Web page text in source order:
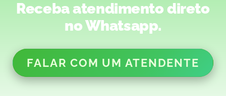
Receba atendimento direto
no Whatsapp.
FALAR COM UM ATENDENTE